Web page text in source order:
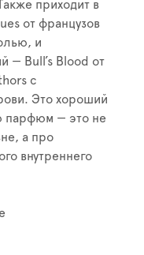
приходит в
от французов
и
— Bull’s Blood от
с
Это хороший
парфюм — это не
а про
внутреннего